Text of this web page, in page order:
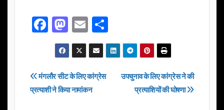
F
a
c
e
b
M
a
st
o
d
E
m
ail
h
ar
Post
navigation
उपचुनाव के लिए कांग्रेस ने की
प्रत्याशियों की घोषणा
मंगलौर सीट के लिए कांग्रेस
प्रत्याशी ने किया नामांकन